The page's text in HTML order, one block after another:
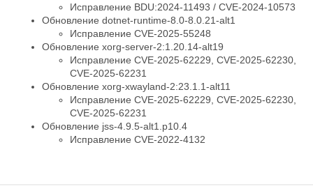
Исправление BDU:2024-11493 / CVE-2024-10573
Обновление dotnet-runtime-8.0-8.0.21-alt1
Исправление CVE-2025-55248
Обновление xorg-server-2:1.20.14-alt19
Исправление CVE-2025-62229, CVE-2025-62230,
CVE-2025-62231
Обновление xorg-xwayland-2:23.1.1-alt11
Исправление CVE-2025-62229, CVE-2025-62230,
CVE-2025-62231
Обновление jss-4.9.5-alt1.p10.4
Исправление CVE-2022-4132